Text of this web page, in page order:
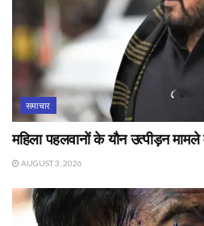
समाचार
महिला पहलवानों के यौन उत्पीड़न
AUGUST 3, 2026